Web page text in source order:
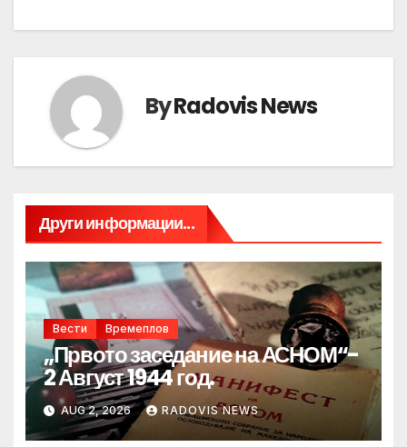
ByRadovis News
Други информации...
Вести Времеплов
„Првото заседание на АСНОМ“-
2 Август 1944 год.
AUG 2, 2026 RADOVIS NEWS